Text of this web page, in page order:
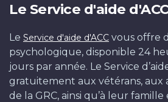
Le Service d'aide
Le Service d'aide d'ACC vous offre
psychologique, disponible 24
jours par année. Le Service
gratuitement aux vétérans, aux
de la GRC, ainsi qu’à leur famille